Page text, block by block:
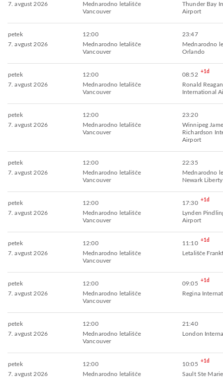
7. avgust 2026
Mednarodno letališče
Vancouver
Thunder Bay
Airport
petek
7. avgust 2026
12:00
Mednarodno letališče
Vancouver
23:47
Mednarodno
Orlando
petek
7. avgust 2026
12:00
Mednarodno letališče
Vancouver
08:52 +1d
Ronald
International
petek
7. avgust 2026
12:00
Mednarodno letališče
Vancouver
23:20
Winnipeg
Richardson
Airport
petek
7. avgust 2026
12:00
Mednarodno letališče
Vancouver
22:35
Mednarodno
Newark Liberty
petek
7. avgust 2026
12:00
Mednarodno letališče
Vancouver
17:30 +1d
Lynden
Airport
petek
7. avgust 2026
12:00
Mednarodno letališče
Vancouver
11:10 +1d
Letališče
petek
7. avgust 2026
12:00
Mednarodno letališče
Vancouver
09:05 +1d
Regina
petek
7. avgust 2026
12:00
Mednarodno letališče
Vancouver
21:40
London
petek
7. avgust 2026
12:00
Mednarodno letališče
10:05 +1d
Sault Ste